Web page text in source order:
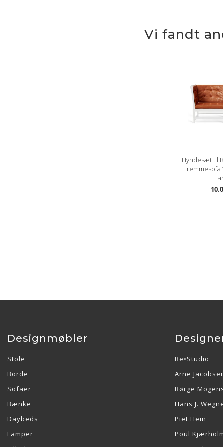
Vi fandt
Hyndesæt til
Tremmesofa
Designmøbler
Stole
Borde
Sofaer
Bænke
Daybeds
Lamper
Re•Studio
Arne
Børge
Hans J.
Piet Hein
Poul